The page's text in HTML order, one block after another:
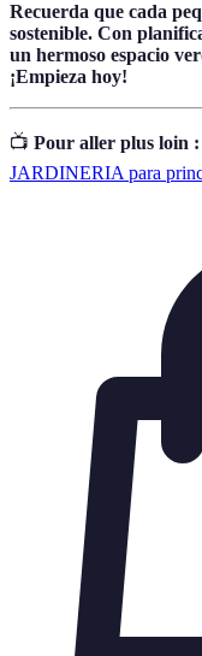
Recuerda que cada
sostenible. Con
un hermoso espacio
¡Empieza hoy!
📺 Pour aller plus loin :
JARDINERIA para